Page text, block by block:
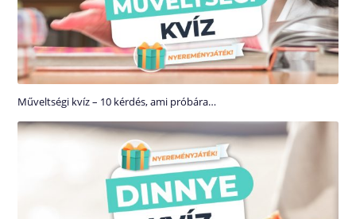
Műveltségi kvíz – 10 kérdés, ami próbára…